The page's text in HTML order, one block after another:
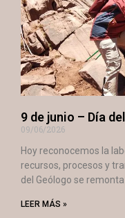
9 de junio – Día
09/06/2026
Hoy reconocemos la
recursos, procesos y
del Geólogo se
LEER MÁS »